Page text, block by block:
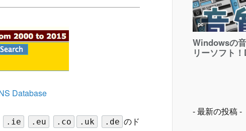
Database
.ie .eu .co .uk .de のド
- 最新の投稿 -